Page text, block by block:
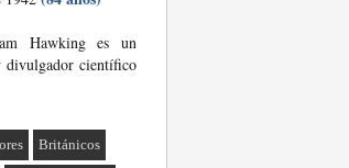
Hawking es un
científico
Británicos